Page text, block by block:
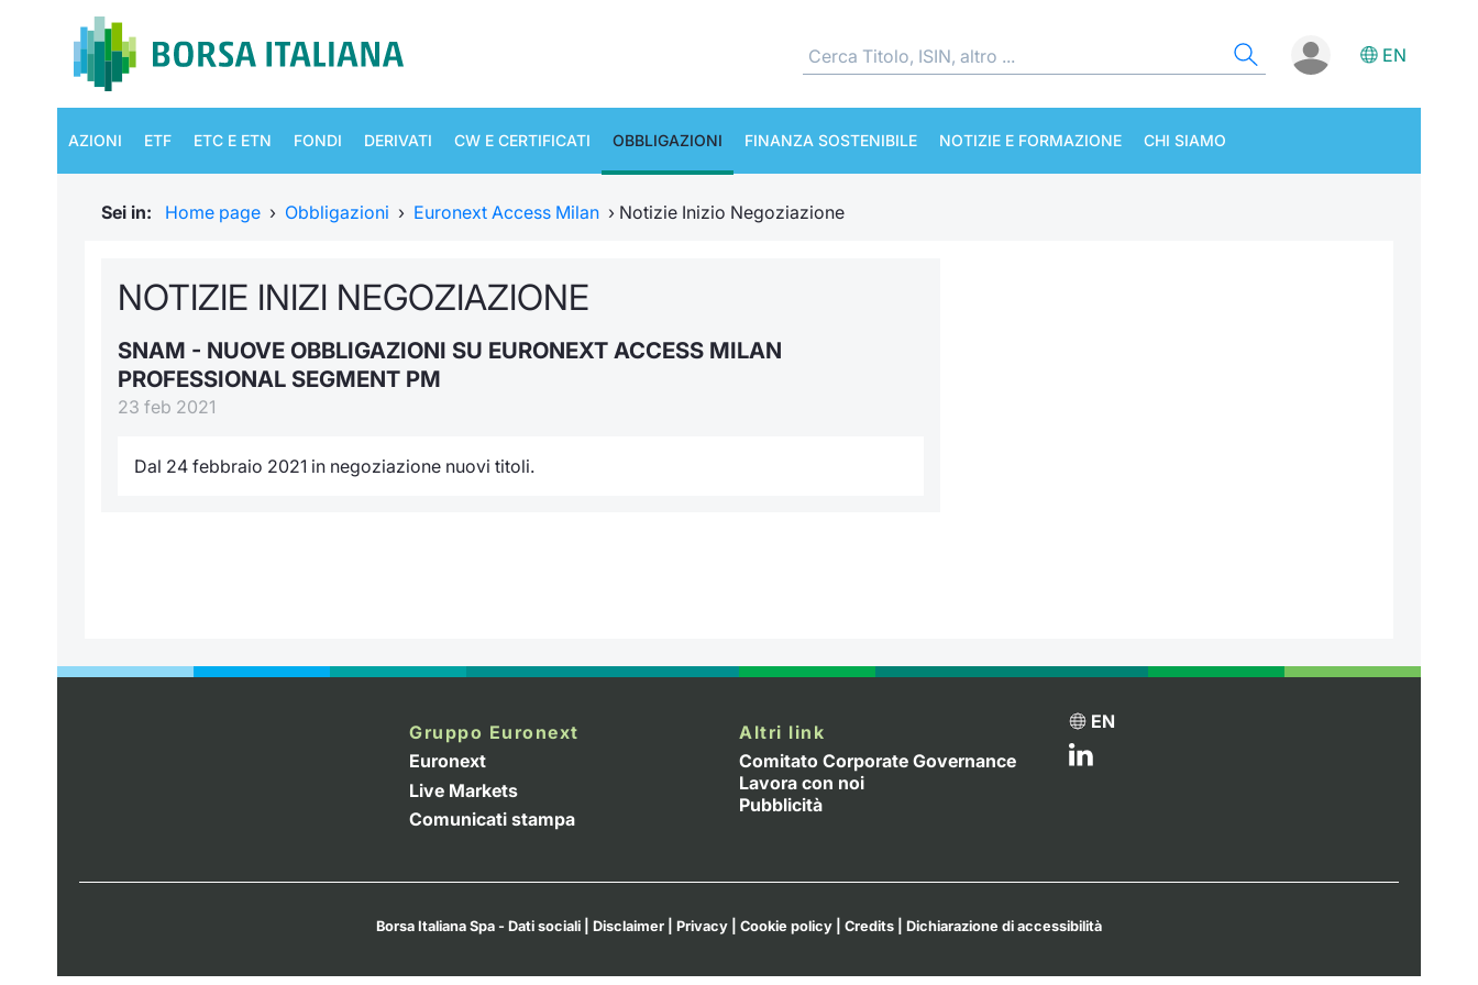
EN
AZIONI ETF ETC E ETN FONDI DERIVATI CW E CERTIFICATI OBBLIGAZIONI FINANZA SOSTENIBILE NOTIZIE E FORMAZIONE CHI SIAMO
Sei in: Home page › Obbligazioni › Euronext Access Milan › Notizie Inizio Negoziazione
NOTIZIE INIZI NEGOZIAZIONE
SNAM - NUOVE OBBLIGAZIONI SU EURONEXT ACCESS MILAN
PROFESSIONAL SEGMENT PM
23 feb 2021
Dal 24 febbraio 2021 in negoziazione nuovi titoli.
Gruppo Euronext
Euronext
Live Markets
Comunicati stampa
Altri link
Comitato Corporate Governance
Lavora con noi
Pubblicità
EN
Borsa Italiana Spa - Dati sociali Disclaimer Privacy Cookie policy Credits Dichiarazione di accessibilità